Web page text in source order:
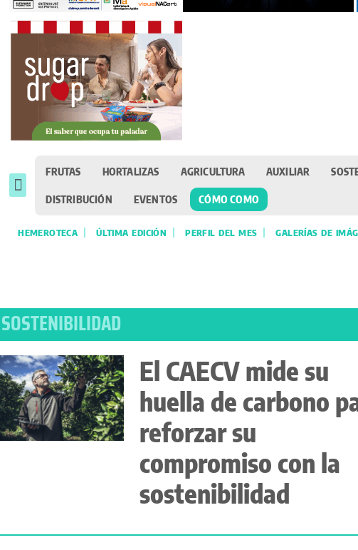
FRUTAS HORTALIZAS AGRICULTURA AUXILIAR
DISTRIBUCIÓN EVENTOS CÓMO COMO
HEMEROTECA ÚLTIMA EDICIÓN PERFIL DEL MES GALERÍAS DE
SOSTENIBILIDAD
El CAECV mide su
huella de carbono
reforzar su
compromiso con la
sostenibilidad